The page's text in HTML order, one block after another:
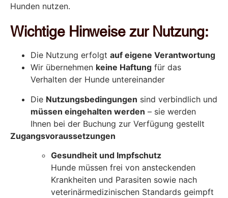
Hunden nutzen.
Wichtige Hinweise zur Nutzung:
Die Nutzung erfolgt auf eigene Verantwortung
Wir übernehmen keine Haftung für das
Verhalten der Hunde untereinander
Die Nutzungsbedingungen sind verbindlich und
müssen eingehalten werden – sie werden
Ihnen bei der Buchung zur Verfügung gestellt
Zugangsvoraussetzungen
Gesundheit und Impfschutz
Hunde müssen frei von ansteckenden
Krankheiten und Parasiten sowie nach
veterinärmedizinischen Standards geimpft